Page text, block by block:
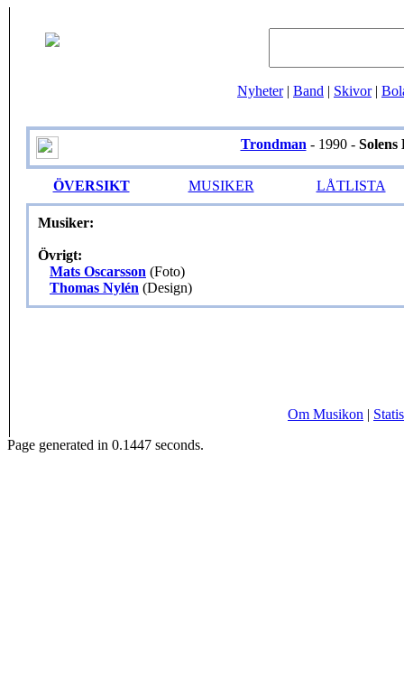
Nyheter| Band | Skivor|
Trondman - 1990 - Solens
ÖVERSIKT MUSIKER LÅTLISTA
Musiker:
Övrigt:
Mats Oscarsson (Foto)
Thomas Nylén (Design)
Om Musikon |
Page generated in 0.1447 seconds.